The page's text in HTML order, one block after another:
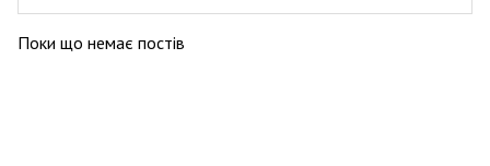
Поки що немає постів